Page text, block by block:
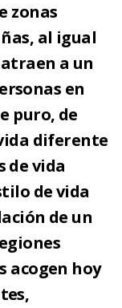
zonas
al igual
a un
en
puro, de
diferente
de vida
de vida
de un
acogen hoy